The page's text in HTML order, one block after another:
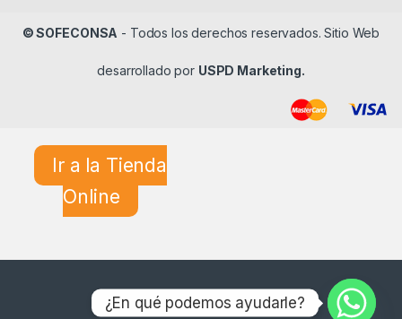
© SOFECONSA - Todos los derechos reservados. Sitio Web
desarrollado por USPD Marketing.
Ir a la Tienda
Online
¿En qué podemos ayudarle?